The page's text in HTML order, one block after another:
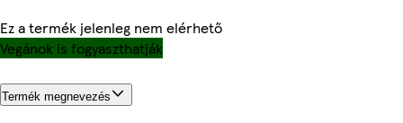
Ez a termék jelenleg nem elérhető
Vegánok is fogyaszthatják
Termék megnevezés